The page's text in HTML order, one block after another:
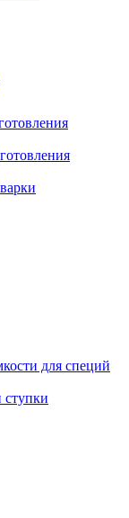
для специй